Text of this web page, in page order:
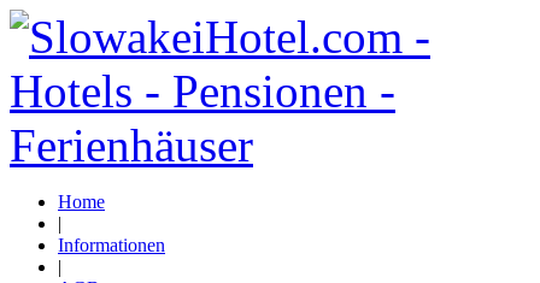
Home
|
Informationen
|